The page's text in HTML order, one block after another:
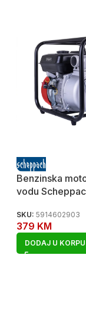
Benzinska
vodu
SKU: 5914602903
379 KM
DODAJ U KORPU